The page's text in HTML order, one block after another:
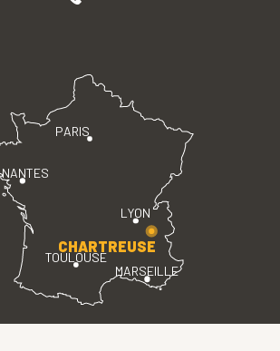
PARIS
LYON
TOULOUSE
MARSEILLE
NANTES
CHARTREUSE